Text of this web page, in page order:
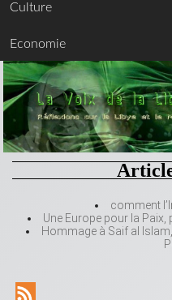
Culture
Economie
comment
Une Europe pour la
Hommage à Saif al